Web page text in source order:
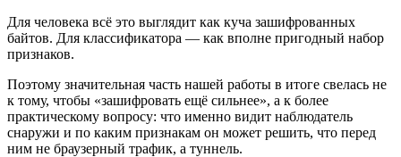
Для человека всё это выглядит как куча зашифрованных
байтов. Для классификатора — как вполне пригодный набор
признаков.
Поэтому значительная часть нашей работы в итоге свелась не
к тому, чтобы «зашифровать ещё сильнее», а к более
практическому вопросу: что именно видит наблюдатель
снаружи и по каким признакам он может решить, что перед
ним не браузерный трафик, а туннель.